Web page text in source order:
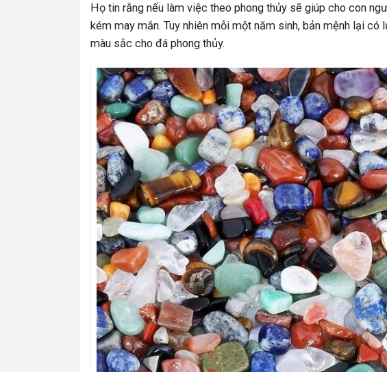
Họ tin rằng nếu làm việc theo phong thủy sẽ giúp cho con
kém may mắn. Tuy nhiên mỗi một năm sinh, bản mệnh lại có
màu sắc cho đá phong thủy.